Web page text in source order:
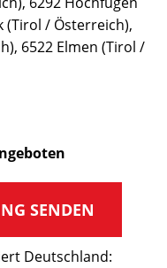
(Tirol / Österreich),
6522 Elmen (Tirol /
SENDEN
Deutschland: